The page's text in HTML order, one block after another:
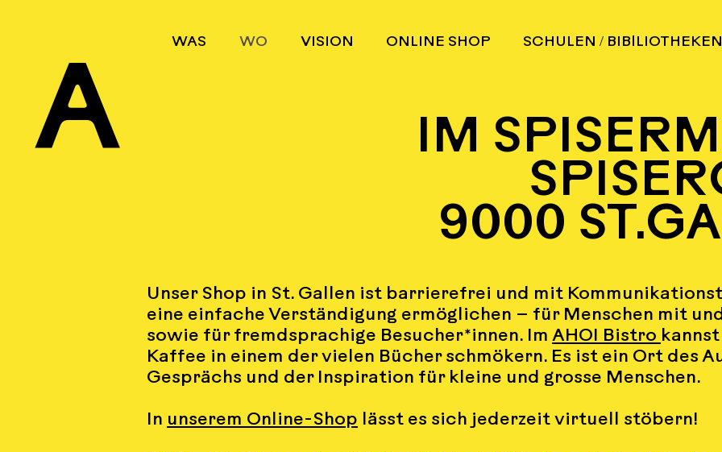
A
WAS WO VISION ONLINE SHOP SCHULEN / BIBlLIOTHEKEN
IM
9000
Unser Shop in St. Gallen ist barrierefrei und mit
eine einfache Verständigung ermöglichen – für Menschen mit
sowie für fremdsprachige Besucher*innen. Im AHOI Bistro
Kaffee in einem der vielen Bücher schmökern. Es ist ein Ort des
Gesprächs und der Inspiration für kleine und grosse Menschen.
In unserem Online-Shop lässt es sich jederzeit virtuell stöbern!